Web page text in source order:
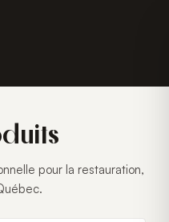
pour la restauration,